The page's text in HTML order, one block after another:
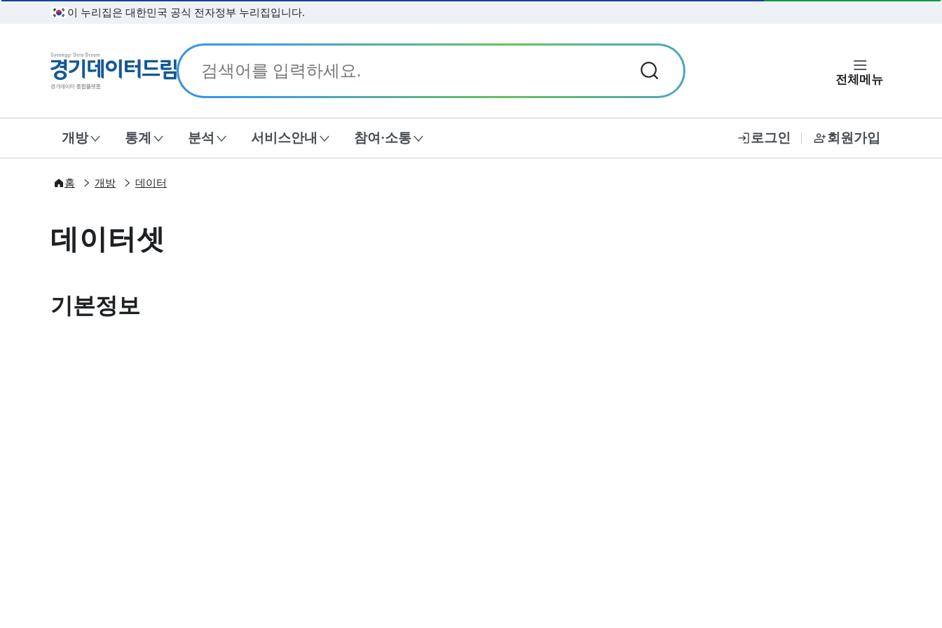
이 누리집은 대한민국 공식 전자정부 누리집입니다.
경기데이터드림
입력한 비밀번호 보기 전체메뉴
개방 통계 분석 서비스안내 참여·소통 로그인 회원가입
홈 개방 데이터
데이터셋
기본정보